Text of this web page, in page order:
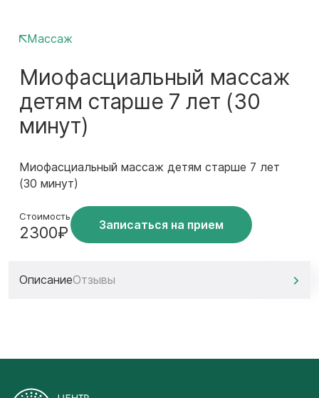
Массаж
Миофасциальный массаж
детям старше 7 лет (30
минут)
Миофасциальный массаж детям старше 7 лет
(30 минут)
Стоимость
2300₽ Записаться на прием
ОписаниеОтзывы